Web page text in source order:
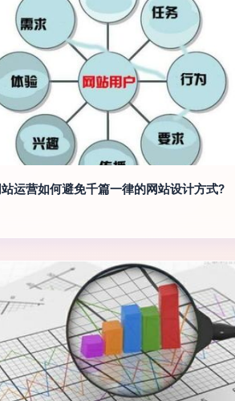
运营如何避免千篇一律的网站设计方式?